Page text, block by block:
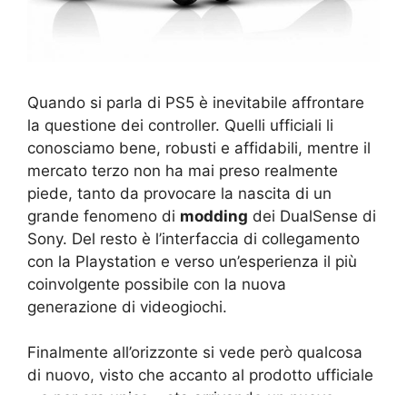
Quando si parla di PS5 è inevitabile affrontare
la questione dei controller. Quelli ufficiali li
conosciamo bene, robusti e affidabili, mentre il
mercato terzo non ha mai preso realmente
piede, tanto da provocare la nascita di un
grande fenomeno di modding dei DualSense di
Sony. Del resto è l’interfaccia di collegamento
con la Playstation e verso un’esperienza il più
coinvolgente possibile con la nuova
generazione di videogiochi.
Finalmente all’orizzonte si vede però qualcosa
di nuovo, visto che accanto al prodotto ufficiale